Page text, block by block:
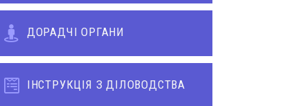
ДОРАДЧІ ОРГАНИ
ІНСТРУКЦІЯ З ДІЛОВОДСТВА